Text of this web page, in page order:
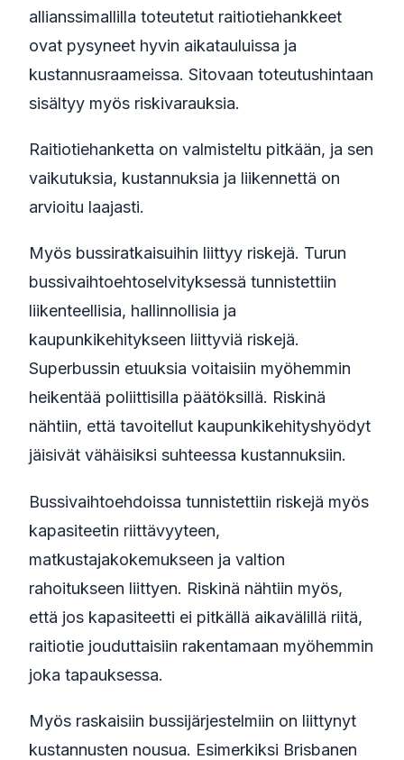
allianssimallilla toteutetut raitiotiehankkeet
ovat pysyneet hyvin aikatauluissa ja
kustannusraameissa. Sitovaan toteutushintaan
sisältyy myös riskivarauksia.
Raitiotiehanketta on valmisteltu pitkään, ja sen
vaikutuksia, kustannuksia ja liikennettä on
arvioitu laajasti.
Myös bussiratkaisuihin liittyy riskejä. Turun
bussivaihtoehtoselvityksessä tunnistettiin
liikenteellisia, hallinnollisia ja
kaupunkikehitykseen liittyviä riskejä.
Superbussin etuuksia voitaisiin myöhemmin
heikentää poliittisilla päätöksillä. Riskinä
nähtiin, että tavoitellut kaupunkikehityshyödyt
jäisivät vähäisiksi suhteessa kustannuksiin.
Bussivaihtoehdoissa tunnistettiin riskejä myös
kapasiteetin riittävyyteen,
matkustajakokemukseen ja valtion
rahoitukseen liittyen. Riskinä nähtiin myös,
että jos kapasiteetti ei pitkällä aikavälillä riitä,
raitiotie jouduttaisiin rakentamaan myöhemmin
joka tapauksessa.
Myös raskaisiin bussijärjestelmiin on liittynyt
kustannusten nousua. Esimerkiksi Brisbanen